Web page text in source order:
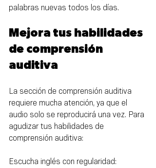
palabras nuevas todos los días.
Mejora tus habilidades
de comprensión
auditiva
La sección de comprensión auditiva
requiere mucha atención, ya que el
audio solo se reproducirá una vez. Para
agudizar tus habilidades de
comprensión auditiva:
Escucha inglés con regularidad: